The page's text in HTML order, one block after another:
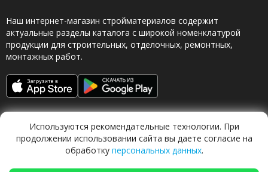
Наш интернет-магазин стройматериалов содержит
актуальные разделы каталога с широкой номенклатурой
продукции для строительных, отделочных, ремонтных,
монтажных работ.
Обращаясь в наш магазин, вы даете согласие на
Используются рекомендательные технологии. При
продолжении использовании сайта вы даете согласие на
обработку персональных данных.